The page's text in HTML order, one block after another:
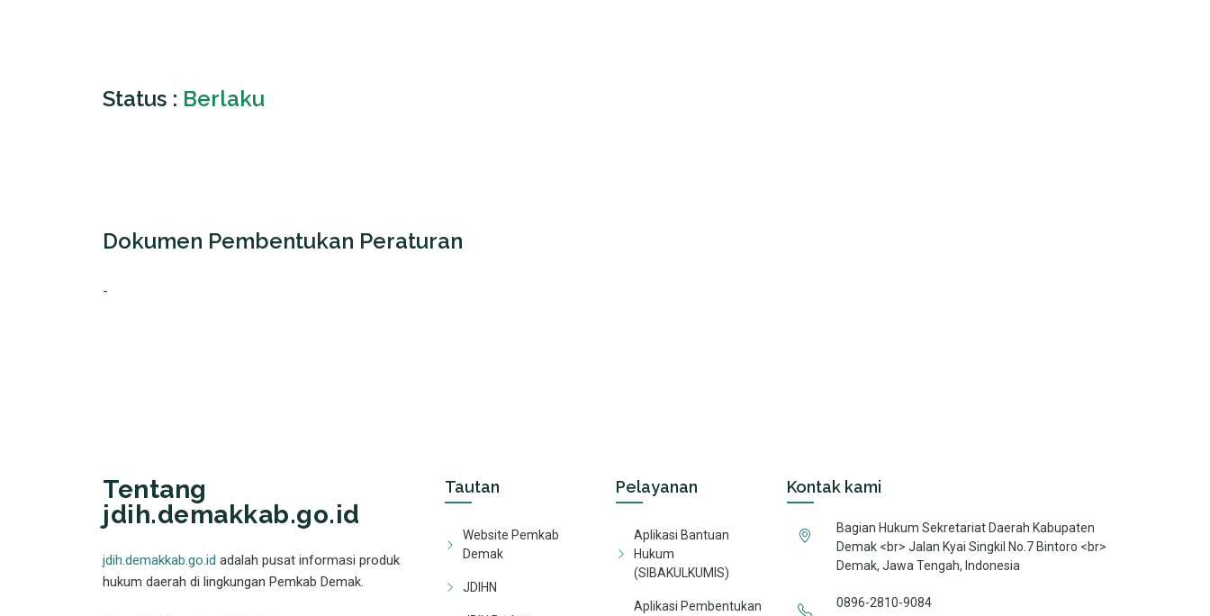
Status : Berlaku
Dokumen Pembentukan Peraturan
-
Tentang
jdih.demakkab.go.id
jdih.demakkab.go.id adalah pusat informasi produk
hukum daerah di lingkungan Pemkab Demak.
Tautan
Website Pemkab
Demak
JDIHN
Pelayanan
Aplikasi Bantuan
Hukum
(SIBAKULKUMIS)
Aplikasi Pembentukan
Kontak kami
Bagian Hukum Sekretariat Daerah Kabupaten
Demak <br> Jalan Kyai Singkil No.7 Bintoro <br>
Demak, Jawa Tengah, Indonesia
0896-2810-9084